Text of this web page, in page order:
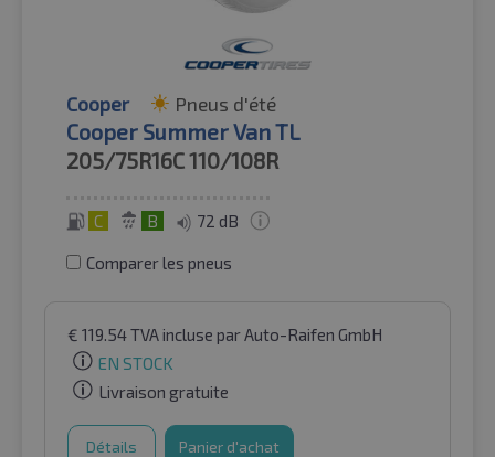
Cooper Pneus d'été
Cooper Summer Van TL
205/75R16C110/108R
C B 72 dB
Comparer les pneus
€ 119.54TVA incluse par Auto-Raifen GmbH
EN STOCK
Livraison gratuite
Détails Panier d'achat